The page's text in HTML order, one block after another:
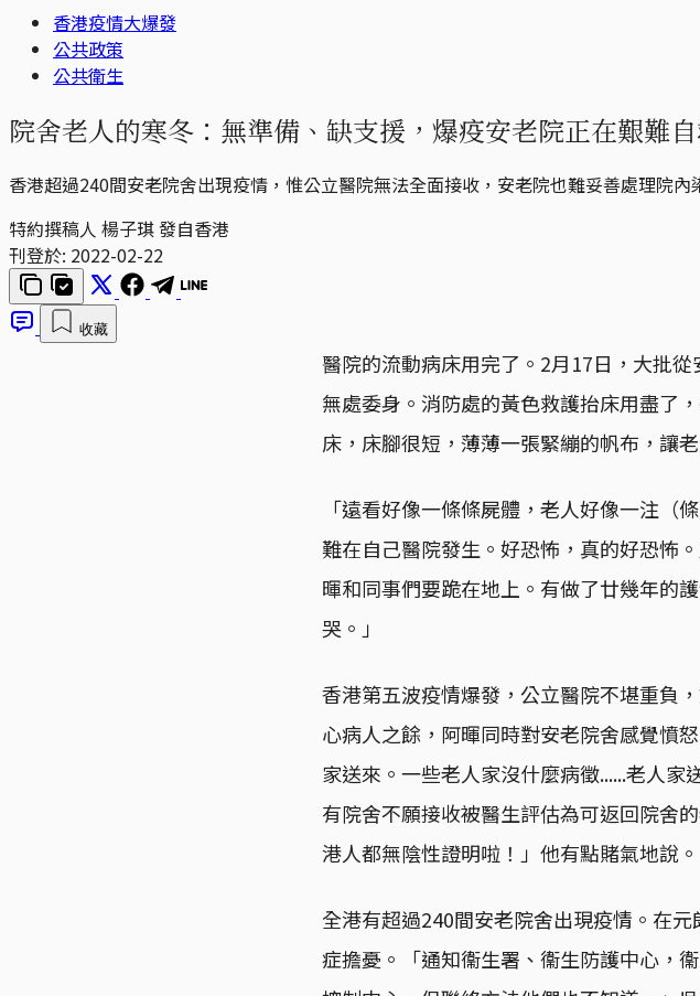
香港疫情大爆發
公共政策
公共衛生
院舍老人的寒冬：無準備、缺支援，爆疫安老院正在艱難
香港超過240間安老院舍出現疫情，惟公立醫院無法全面接收，安老院也難妥善處理院
特約撰稿人 楊子琪 發自香港
刊登於: 2022-02-22
收藏
醫院的流動病床用完了。2月17日，大批
無處委身。消防處的黃色救護抬床用盡了
床，床腳很短，薄薄一張緊繃的帆布，讓
「遠看好像一條條屍體，老人好像一注（
難在自己醫院發生。好恐怖，真的好恐怖
暉和同事們要跪在地上。有做了廿幾年的
哭。」
香港第五波疫情爆發，公立醫院不堪重負
心病人之餘，阿暉同時對安老院舍感覺憤
家送來。一些老人家沒什麼病徵......老人
有院舍不願接收被醫生評估為可返回院舍
港人都無陰性證明啦！」他有點賭氣地說。
全港有超過240間安老院舍出現疫情。在
症擔憂。「通知衞生署、衞生防護中心，